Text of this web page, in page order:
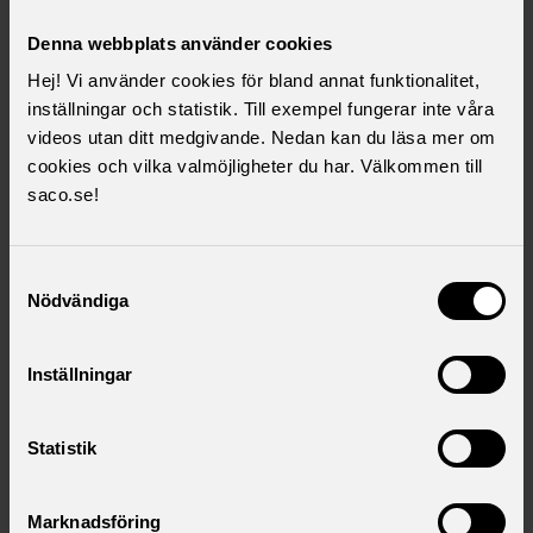
Denna webbplats använder cookies
Hej! Vi använder cookies för bland annat funktionalitet,
inställningar och statistik. Till exempel fungerar inte våra
videos utan ditt medgivande. Nedan kan du läsa mer om
cookies och vilka valmöjligheter du har. Välkommen till
saco.se!
Nödvändiga
Inställningar
Statistik
Marknadsföring
opinionsbildning, egna studier och aktiviteter kämpar vi för
att utbildning ska löna sig. Saco ska utveckla och förbättra
anställningsförhållanden och yrkesutövning för Sveriges
akademiker. Vi agerar utifrån en värdegemenskap baserad
på Sacoförbundens medlemmars utbildning, kunskap och
kompetens.
kommunala/landstingskommunala sektorn. 16 Sacoförbund
kollektivavtal om till exempel löner och anställningsvillkor.